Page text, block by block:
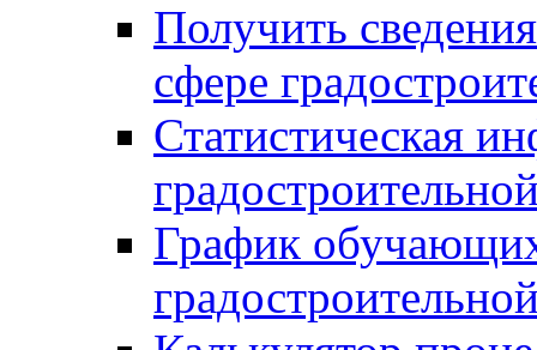
Получить
сфере
Статистическая
График